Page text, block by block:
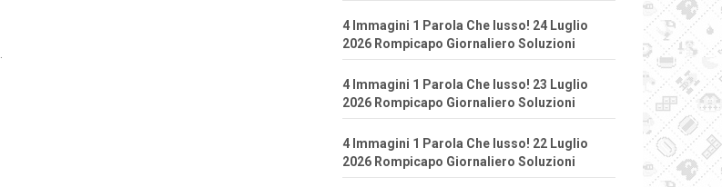
4 Immagini 1 Parola Che lusso! 24 Luglio
2026 Rompicapo Giornaliero Soluzioni
4 Immagini 1 Parola Che lusso! 23 Luglio
2026 Rompicapo Giornaliero Soluzioni
4 Immagini 1 Parola Che lusso! 22 Luglio
2026 Rompicapo Giornaliero Soluzioni